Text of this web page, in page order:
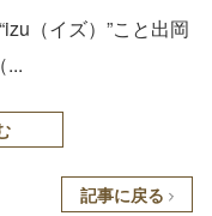
（イズ）”こと出岡
...
記事に戻る